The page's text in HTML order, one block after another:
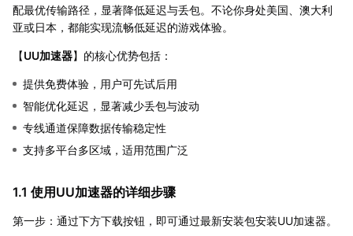
配最优传输路径，显著降低延迟与丢包。不论你身处美国、澳大利
亚或日本，都能实现流畅低延迟的游戏体验。
【UU加速器】的核心优势包括：
提供免费体验，用户可先试后用
智能优化延迟，显著减少丢包与波动
专线通道保障数据传输稳定性
支持多平台多区域，适用范围广泛
1.1 使用UU加速器的详细步骤
第一步：通过下方下载按钮，即可通过最新安装包安装UU加速器。